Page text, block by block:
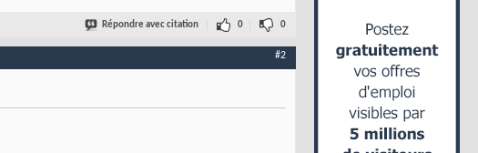
Répondre avec citation 0 0
#2